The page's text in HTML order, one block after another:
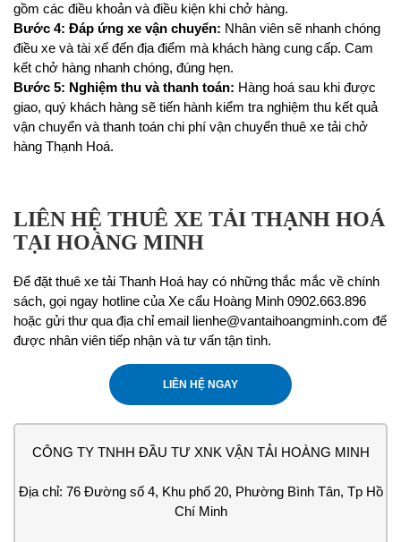
gồm các điều khoản và điều kiện khi chở hàng.
Bước 4: Đáp ứng xe vận chuyển: Nhân viên sẽ nhanh chóng
điều xe và tài xế đến địa điểm mà khách hàng cung cấp. Cam
kết chở hàng nhanh chóng, đúng hẹn.
Bước 5: Nghiệm thu và thanh toán: Hàng hoá sau khi được
giao, quý khách hàng sẽ tiến hành kiểm tra nghiệm thu kết quả
vận chuyển và thanh toán chi phí vận chuyển thuê xe tải chở
hàng Thạnh Hoá.
LIÊN HỆ THUÊ XE TẢI THẠNH HOÁ
TẠI HOÀNG MINH
Để đặt thuê xe tải Thanh Hoá hay có những thắc mắc về chính
sách, gọi ngay hotline của Xe cẩu Hoàng Minh 0902.663.896
hoặc gửi thư qua địa chỉ email lienhe@vantaihoangminh.com để
được nhân viên tiếp nhận và tư vấn tận tình.
LIÊN HỆ NGAY
CÔNG TY TNHH ĐẦU TƯ XNK VẬN TẢI HOÀNG MINH
Địa chỉ: 76 Đường số 4, Khu phố 20, Phường Bình Tân, Tp Hồ
Chí Minh